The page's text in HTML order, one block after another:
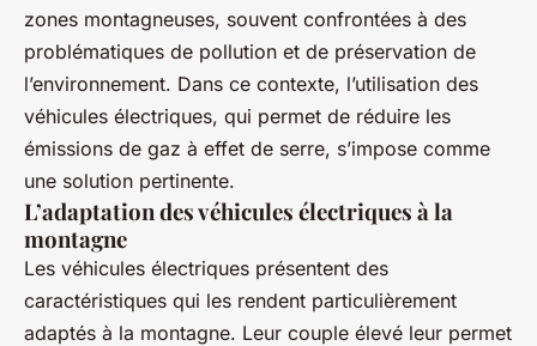
zones montagneuses, souvent confrontées à des
problématiques de pollution et de préservation de
l’environnement. Dans ce contexte, l’utilisation des
véhicules électriques, qui permet de réduire les
émissions de gaz à effet de serre, s’impose comme
une solution pertinente.
L’adaptation des véhicules électriques à la
montagne
Les véhicules électriques présentent des
caractéristiques qui les rendent particulièrement
adaptés à la montagne. Leur couple élevé leur permet